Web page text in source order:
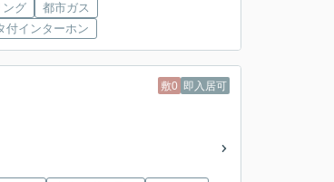
ング
都市ガス
付インターホン
敷0 即入居可